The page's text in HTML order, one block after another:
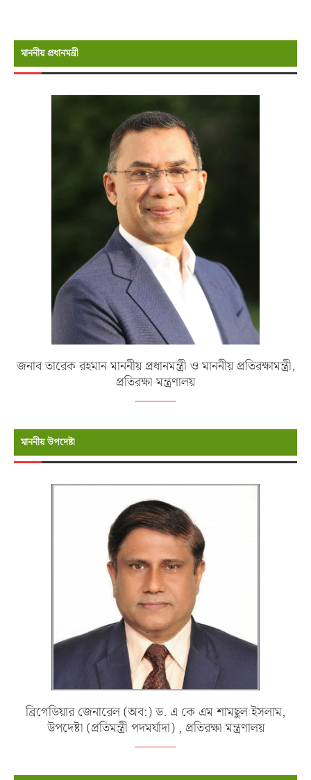
মাননীয় প্রধানমন্রী
জনাব তারেক রহমান মাননীয় প্রধানমন্ত্রী ও মাননীয় প্রতিরক্ষামন্ত্রী,
প্রতিরক্ষা মন্ত্রণালয়
মাননীয় উপদেষ্টা
ব্রিগেডিয়ার জেনারেল (অব:) ড. এ কে এম শামছুল ইসলাম,
উপদেষ্টা (প্রতিমন্ত্রী পদমর্যাদা) , প্রতিরক্ষা মন্ত্রণালয়